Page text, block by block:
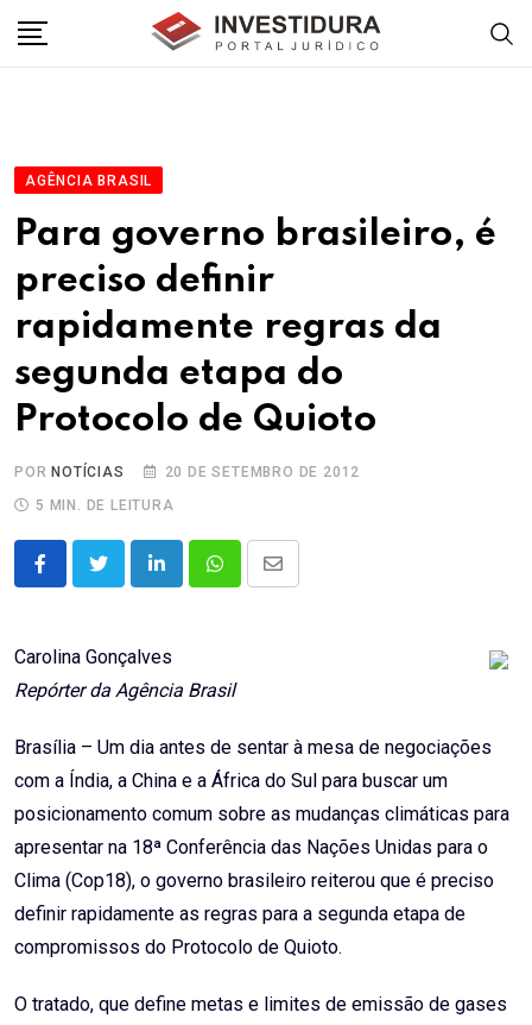
AGÊNCIA BRASIL
Para governo brasileiro, é
preciso definir
rapidamente regras da
segunda etapa do
Protocolo de Quioto
POR NOTÍCIAS
20 DE SETEMBRO DE 2012
5 MIN. DE LEITURA
LinkedInWhatsappShare
Carolina Gonçalves
Repórter da Agência Brasil
Brasília – Um dia antes de sentar à mesa de negociações
com a Índia, a China e a África do Sul para buscar um
posicionamento comum sobre as mudanças climáticas para
apresentar na 18ª Conferência das Nações Unidas para o
Clima (Cop18), o governo brasileiro reiterou que é preciso
definir rapidamente as regras para a segunda etapa de
compromissos do Protocolo de Quioto.
O tratado, que define metas e limites de emissão de gases